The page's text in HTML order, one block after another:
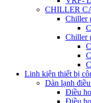
CHILLER
Chiller
Chiller
Linh kiện thiết bị
Dàn lạnh
Điều
Điều